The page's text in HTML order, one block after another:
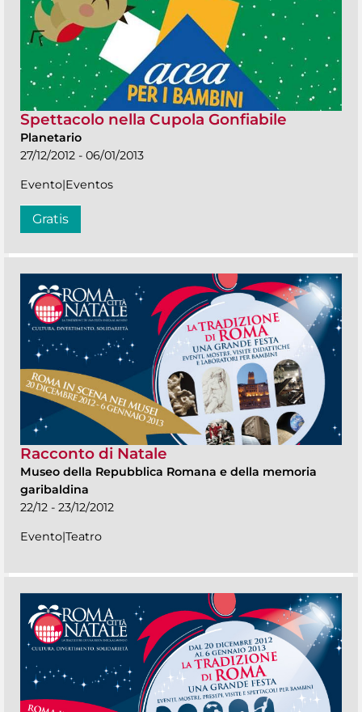
Spettacolo nella Cupola Gonfiabile
Planetario
27/12/2012 - 06/01/2013
Evento|Eventos
Gratis
Racconto di Natale
Museo della Repubblica Romana e della memoria
garibaldina
22/12 - 23/12/2012
Evento|Teatro